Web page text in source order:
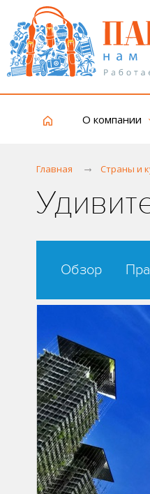
О компании
Главная Страны и
Обзор